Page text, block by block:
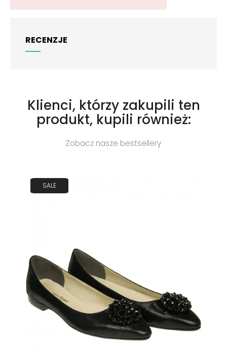
RECENZJE
Klienci, którzy zakupili ten
produkt, kupili również:
Zobacz nasze bestsellery
SALE